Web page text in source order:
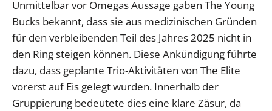
Unmittelbar vor Omegas Aussage gaben The Young
Bucks bekannt, dass sie aus medizinischen Gründen
für den verbleibenden Teil des Jahres 2025 nicht in
den Ring steigen können. Diese Ankündigung führte
dazu, dass geplante Trio-Aktivitäten von The Elite
vorerst auf Eis gelegt wurden. Innerhalb der
Gruppierung bedeutete dies eine klare Zäsur, da